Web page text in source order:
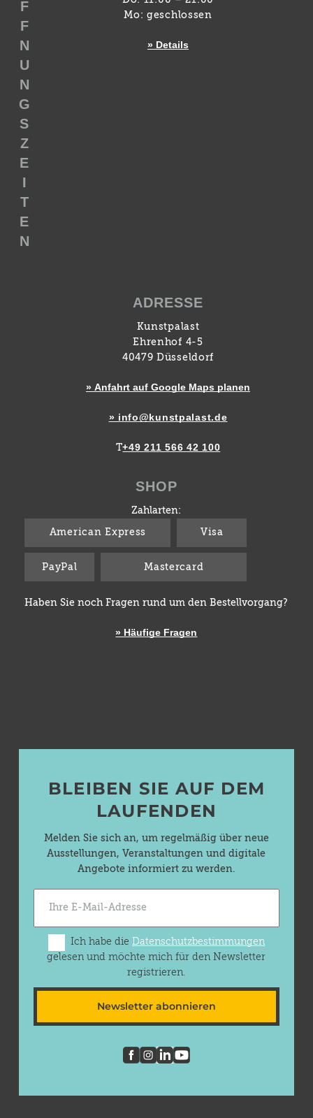
F
F
N
U
N
G
S
Z
E
I
T
E
N
Mo: geschlossen
» Details
ADRESSE
Kunstpalast
Ehrenhof 4-5
40479 Düsseldorf
» Anfahrt auf Google Maps planen
» info@kunstpalast.de
T+49 211 566 42 100
SHOP
Zahlarten:
American Express Visa
PayPal Mastercard
Haben Sie noch Fragen rund um den Bestellvorgang?
» Häufige Fragen
BLEIBEN SIE AUF DEM
LAUFENDEN
Melden Sie sich an, um regelmäßig über neue
Ausstellungen, Veranstaltungen und digitale
Angebote informiert zu werden.
Ich habe dieDatenschutzbestimmungen
gelesen und möchte mich für den Newsletter
registrieren.
Newsletter abonnieren